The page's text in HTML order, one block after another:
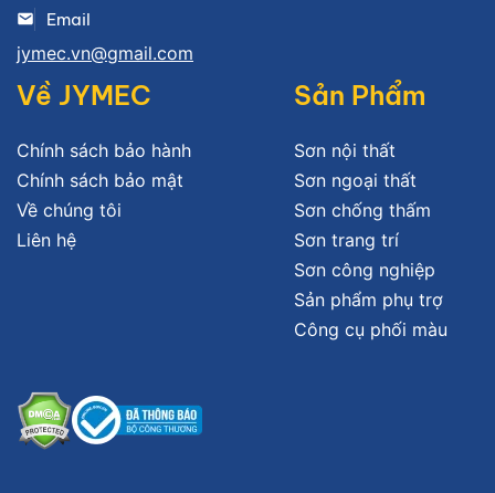
Email
jymec.vn@gmail.com
Về JYMEC
Chính sách bảo hành
Chính sách bảo mật
Về chúng tôi
Liên hệ
Sản Phẩm
Sơn nội thất
Sơn ngoại thất
Sơn chống thấm
Sơn trang trí
Sơn công nghiệp
Sản phẩm phụ trợ
Công cụ phối màu